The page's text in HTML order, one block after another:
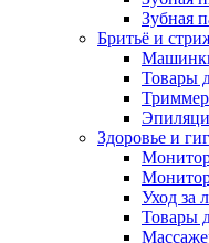
Зубная
Бритьё и
Товары
Здоровье и
Уход за
Товары